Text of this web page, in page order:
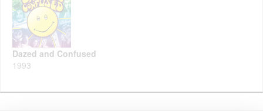
Dazed and Confused
1993